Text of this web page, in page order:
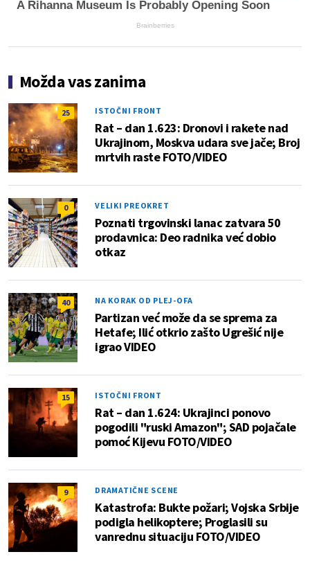
A Rihanna Museum Is Probably Opening Soon
Brainberries
Možda vas zanima
25 ISTOČNI FRONT
Rat – dan 1.623: Dronovi i rakete nad
Ukrajinom, Moskva udara sve jače; Broj
mrtvih raste FOTO/VIDEO
0 VELIKI PREOKRET
Poznati trgovinski lanac zatvara 50
prodavnica: Deo radnika već dobio
otkaz
40 NA KORAK OD PLEJ-OFA
Partizan već može da se sprema za
Hetafe; Ilić otkrio zašto Ugrešić nije
igrao VIDEO
15 ISTOČNI FRONT
Rat – dan 1.624: Ukrajinci ponovo
pogodili "ruski Amazon"; SAD pojačale
pomoć Kijevu FOTO/VIDEO
9 DRAMATIČNE SCENE
Katastrofa: Bukte požari; Vojska Srbije
podigla helikoptere; Proglasili su
vanrednu situaciju FOTO/VIDEO